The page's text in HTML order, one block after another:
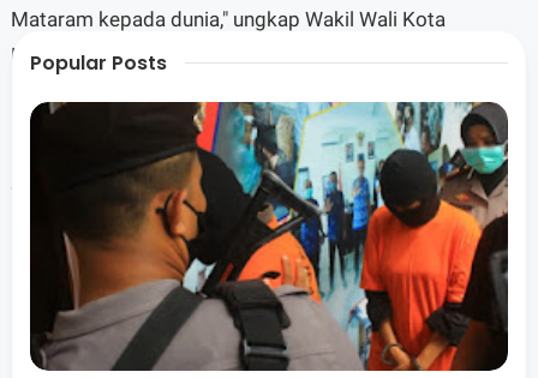
Mataram kepada dunia," ungkap Wakil Wali Kota
Mataram TGH. Mujiburrahman, S.H.
Setelah mengunjungi Kota Tua Ampenan, para Delegasi
mengunjungi Museum Negeri Provinsi NTB. Pada
kesempatan tersebut, Kepala Museum NTB Ahmad
Nuralam mempersilakan para delegasi untuk mengenali
lebih dalam Provinsi NTB melaui koleksi yang ada di
museum NTB.
Popular Posts